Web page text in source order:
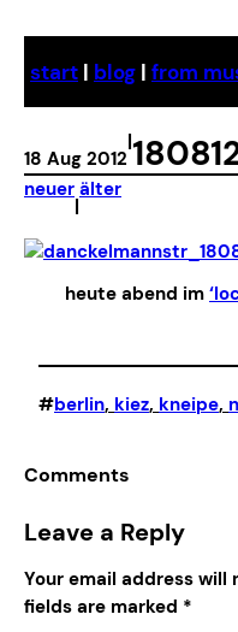
content
start | blog | from
18 Aug 2012
|
neuer
|
älter
heute abend im
#berlin, kiez, kneipe,
Comments
Leave a Reply
Your email address will
fields are marked *